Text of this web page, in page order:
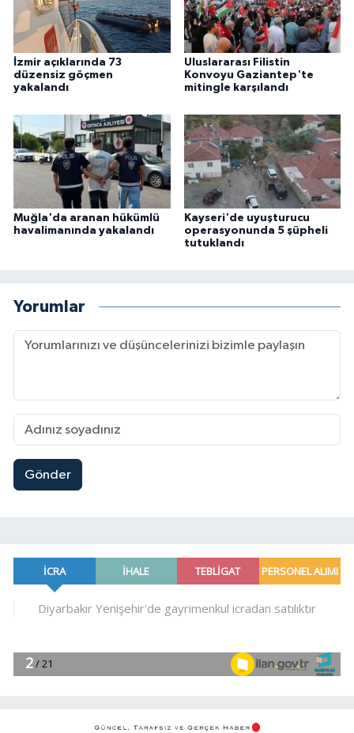
İzmir açıklarında 73
düzensiz göçmen
yakalandı
Uluslararası Filistin
Konvoyu Gaziantep'te
mitingle karşılandı
Muğla'da aranan hükümlü
havalimanında yakalandı
Kayseri'de uyuşturucu
operasyonunda 5 şüpheli
tutuklandı
Yorumlar
Gönder